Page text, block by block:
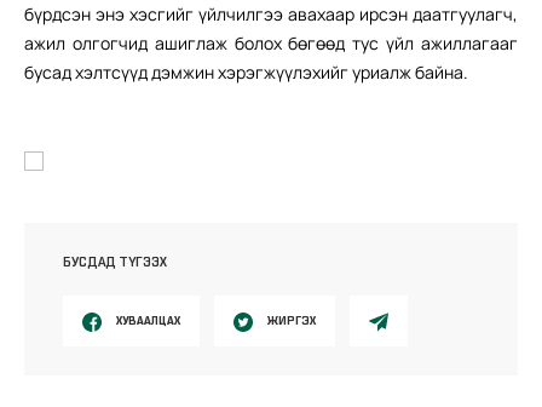
бүрдсэн энэ хэсгийг үйлчилгээ авахаар ирсэн даатгуулагч,
ажил олгогчид ашиглаж болох бөгөөд тус үйл ажиллагааг
бусад хэлтсүүд дэмжин хэрэгжүүлэхийг уриалж байна.
БУСДАД ТҮГЭЭХ
ХУВААЛЦАХ ЖИРГЭХ